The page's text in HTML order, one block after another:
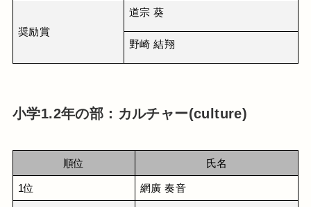
奨励賞
道宗 葵
野崎 結翔
小学1.2年の部：カルチャー(culture)
順位 氏名
1位 網廣 奏音